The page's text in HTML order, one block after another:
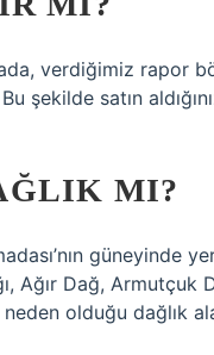
verdiğimiz rapor
şekilde satın
MI?
güneyinde
Ağır Dağ, Armutçuk
neden olduğu dağlık